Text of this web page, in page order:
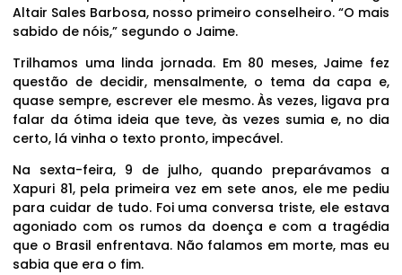
Altair Sales Barbosa, nosso primeiro conselheiro. “O mais
sabido de nóis,” segundo o Jaime.
Trilhamos uma linda jornada. Em 80 meses, Jaime fez
questão de decidir, mensalmente, o tema da capa e,
quase sempre, escrever ele mesmo. Às vezes, ligava pra
falar da ótima ideia que teve, às vezes sumia e, no dia
certo, lá vinha o texto pronto, impecável.
Na sexta-feira, 9 de julho, quando preparávamos a
Xapuri 81, pela primeira vez em sete anos, ele me pediu
para cuidar de tudo. Foi uma conversa triste, ele estava
agoniado com os rumos da doença e com a tragédia
que o Brasil enfrentava. Não falamos em morte, mas eu
sabia que era o fim.